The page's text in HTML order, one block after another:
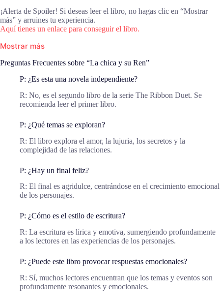
¡Alerta de Spoiler! Si deseas leer el libro, no hagas clic en “Mostrar
más” y arruines tu experiencia.
Aquí tienes un enlace para conseguir el libro.
Mostrar más
Preguntas Frecuentes sobre “La chica y su Ren”
P: ¿Es esta una novela independiente?
R: No, es el segundo libro de la serie The Ribbon Duet. Se
recomienda leer el primer libro.
P: ¿Qué temas se exploran?
R: El libro explora el amor, la lujuria, los secretos y la
complejidad de las relaciones.
P: ¿Hay un final feliz?
R: El final es agridulce, centrándose en el crecimiento emocional
de los personajes.
P: ¿Cómo es el estilo de escritura?
R: La escritura es lírica y emotiva, sumergiendo profundamente
a los lectores en las experiencias de los personajes.
P: ¿Puede este libro provocar respuestas emocionales?
R: Sí, muchos lectores encuentran que los temas y eventos son
profundamente resonantes y emocionales.